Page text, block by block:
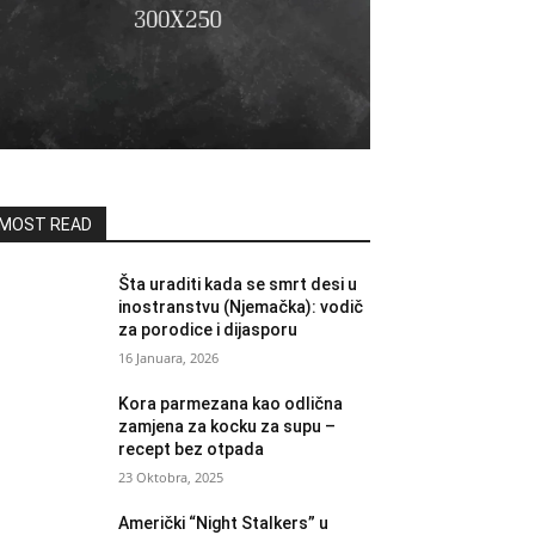
READ
Šta uraditi kada se smrt desi u
inostranstvu (Njemačka): vodič
za porodice i dijasporu
16 Januara, 2026
Kora parmezana kao odlična
zamjena za kocku za supu –
recept bez otpada
23 Oktobra, 2025
Američki “Night Stalkers” u